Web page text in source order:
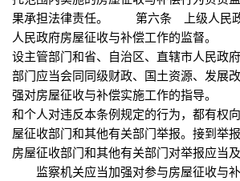
果承担法律责任。 第六条 上级人民政
人民政府房屋征收与补偿工作的监督。
设主管部门和省、自治区、直辖市人民政
部门应当会同同级财政、国土资源、发展
强对房屋征收与补偿实施工作的指导
和个人对违反本条例规定的行为，都有权
屋征收部门和其他有关部门举报。接到举
房屋征收部门和其他有关部门对举报应当及
监察机关应当加强对参与房屋征收与